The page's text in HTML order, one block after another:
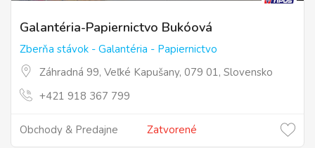
Galantéria-Papiernictvo Bukóová
Zberňa stávok - Galantéria - Papiernictvo
Záhradná 99, Veľké Kapušany, 079 01, Slovensko
+421 918 367 799
Obchody & Predajne Zatvorené